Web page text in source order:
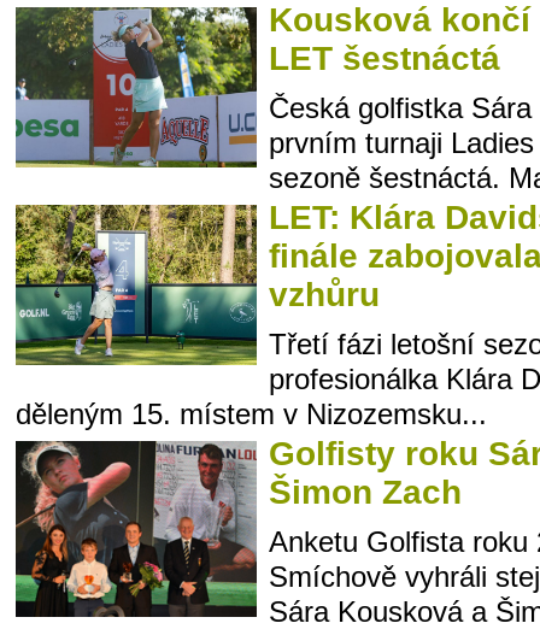
Kousková
LET šestnáctá
Česká golfistka
prvním turnaji
sezoně šestnáctá.
LET: Klára
finále
vzhůru
Třetí fázi letošní
profesionálka Klára
děleným 15. místem v Nizozemsku...
Golfisty roku
Šimon Zach
Anketu Golfista roku
Smíchově vyhráli
Sára Kousková a